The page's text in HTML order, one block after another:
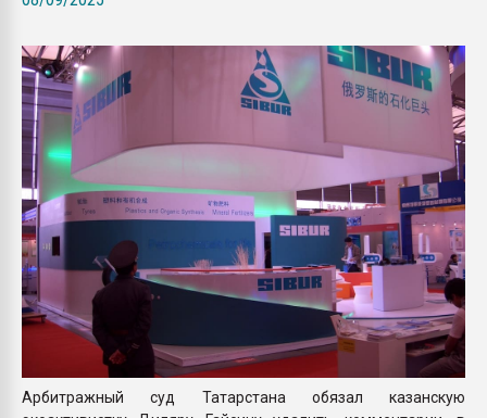
ПЕРЕЙТИ НА
Арбитражный суд Татарстана обязал казанскую